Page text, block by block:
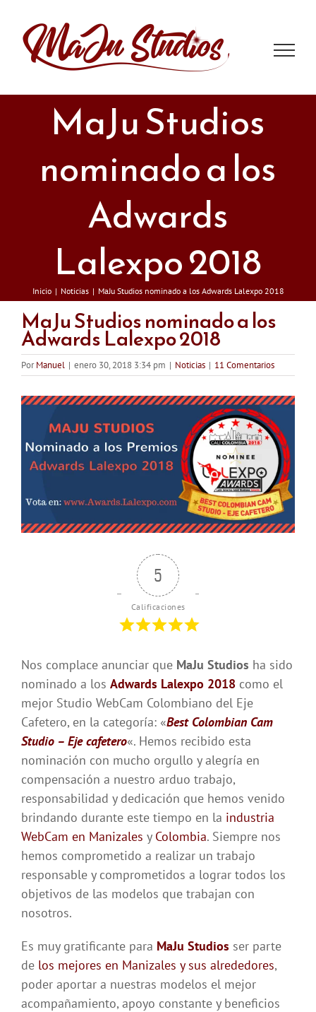
contenido
MaJu Studios
nominado a los
Adwards
Lalexpo 2018
Inicio Noticias MaJu Studios nominado a los Adwards Lalexpo 2018
MaJu Studios nominado a los
Adwards Lalexpo 2018
PorManuel | enero 30, 2018 3:34 pm | Noticias | 11 Comentarios
5
Calificaciones
Nos complace anunciar que MaJu Studios ha sido
nominado a los Adwards Lalexpo 2018 como el
mejor Studio WebCam Colombiano del Eje
Cafetero, en la categoría: «Best Colombian Cam
Studio – Eje cafetero«. Hemos recibido esta
nominación con mucho orgullo y alegría en
compensación a nuestro arduo trabajo,
responsabilidad y dedicación que hemos venido
brindando durante este tiempo en la industria
WebCam en Manizales y Colombia. Siempre nos
hemos comprometido a realizar un trabajo
responsable y comprometidos a lograr todos los
objetivos de las modelos que trabajan con
nosotros.
Es muy gratificante para MaJu Studios ser parte
de los mejores en Manizales y sus alrededores,
poder aportar a nuestras modelos el mejor
acompañamiento, apoyo constante y beneficios